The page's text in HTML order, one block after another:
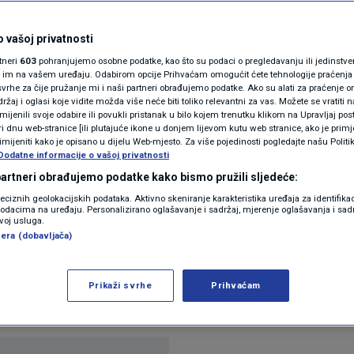
N1(DIS)INFO
FOTO
VIDEO
za kuhanje kod
je prilično teško). No, kardiolozi kažu da
vašoj privatnosti
603 pohranjujemo osobne podatke, kao što su podaci o pregledavanju ili
na vašem uređaju. Odabirom opcije Prihvaćam omogućit ćete tehnologije praćenja
za čije pružanje mi i naši partneri obrađujemo podatke. Ako su alati za praćenje
i oglasi koje vidite možda više neće biti toliko relevantni za vas. Možete se vratiti
svoje odabire ili povukli pristanak u bilo kojem trenutku klikom na Upravljaj
dnu web-stranice [ili plutajuće ikone u donjem lijevom kutu web stranice, ako je
kako je opisano u dijelu Web-mjesto. Za više pojedinosti pogledajte našu
informacije o vašoj privatnosti
obrađujemo podatke kako bismo pružili sljedeće:
geolokacijskih podataka. Aktivno skeniranje karakteristika uređaja za
na uređaju. Personalizirano oglašavanje i sadržaj, mjerenje oglašavanja i
usluga.
(dobavljača)
Prikaži svrhe Prihvaćam